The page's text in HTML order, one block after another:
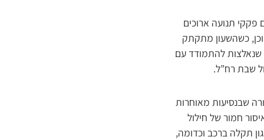
תנועה ארוכים
בלחץ זמן מסוכן, כשהשעון מתקתק
שנאלצות להתמודד עם
שבת רח”ל.
שבנסיעות מאוחרות
חמור של חילול
תקלה ברכב וכדומה,